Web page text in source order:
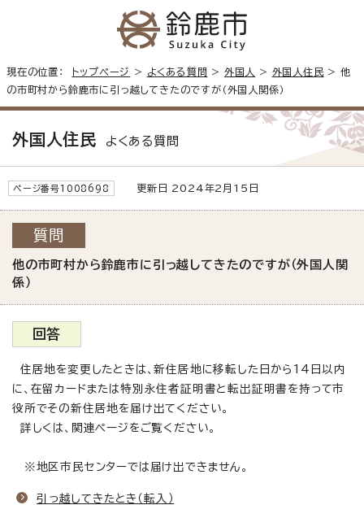
現在の位置： トップページ > よくある質問 > 外国人 > 外国人住民 > 他
の市町村から鈴鹿市に引っ越してきたのですが（外国人関係）
外国人住民 よくある質問
ページ番号1008698 更新日 2024年2月15日
質問
他の市町村から鈴鹿市に引っ越してきたのですが（外国人関
係）
回答
住居地を変更したときは、新住居地に移転した日から14日以内
に、在留カードまたは特別永住者証明書と転出証明書を持って市
役所でその新住居地を届け出てください。
詳しくは、関連ページをご覧ください。
※地区市民センターでは届け出できません。
引っ越してきたとき（転入）